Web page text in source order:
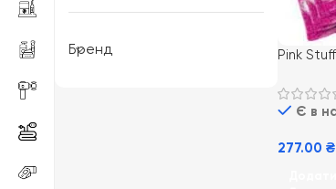
Бренд
Pink
(12)
чищення
Є в
277.00₴